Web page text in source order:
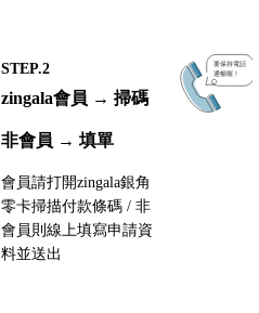
STEP.2
zingala會員 → 掃碼
非會員 → 填單
會員請打開zingala銀角
零卡掃描付款條碼 / 非
會員則線上填寫申請資
料並送出